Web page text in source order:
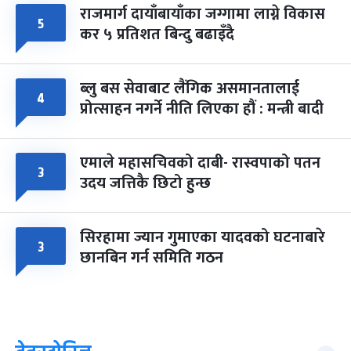
५ राजमार्ग दायाँबायाँका जग्गामा लाग्ने विकास
कर ५ प्रतिशत बिन्दु बढाइँदै
४ ब्लु बस सेवाबाट लैंगिक असमानतालाई
प्रोत्साहन नगर्ने नीति लिएका हौं : मन्त्री बादी
३ एमाले महासचिवको दाबी- रास्वपाको पतन
उदय जत्तिकै छिटो हुन्छ
३ सिरहामा ज्यान गुमाएका यादवको घटनाबारे
छानबिन गर्न समिति गठन